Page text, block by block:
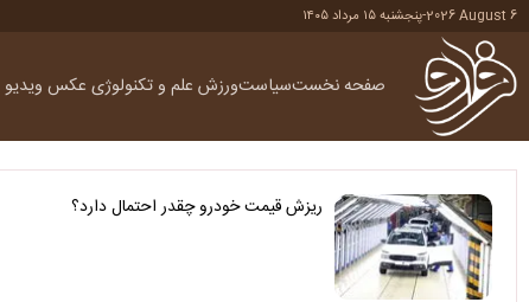
2026 August 6
-پنجشنبه ۱۵ مرداد ۱۴۰۵
صفحه نخستسیاستورزش علم و تکنولوژی عکس ویدیو
ریزش قیمت خودرو چقدر احتمال دارد؟